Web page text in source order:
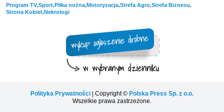
Program TV,Sport,Piłka nożna,Motoryzacja,Strefa Agro,Strefa Biznesu,
Strona Kobiet,Nekrologi
Polityka Prywatności | Copyright © Polska Press Sp. z o.o.
Wszelkie prawa zastrzeżone.